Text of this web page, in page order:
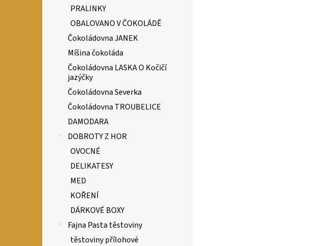
PRALINKY
OBALOVANO V ČOKOLÁDĚ
Čokoládovna JANEK
Míšina čokoláda
Čokoládovna LASKA O Kočičí
jazýčky
Čokoládovna Severka
Čokoládovna TROUBELICE
DAMODARA
DOBROTY Z HOR
OVOCNÉ
DELIKATESY
MED
KOŘENÍ
DÁRKOVÉ BOXY
Fajna Pasta těstoviny
těstoviny přílohové